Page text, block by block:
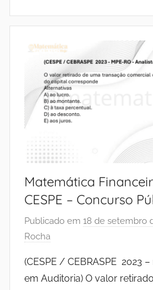
Matemática
CESPE – Concurso
Publicado em 18 de setembro
Rocha
(CESPE / CEBRASPE 2023
em Auditoria) O valor